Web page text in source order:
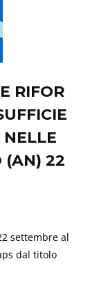
RIFOR
(AN) 22
settembre al
dal titolo